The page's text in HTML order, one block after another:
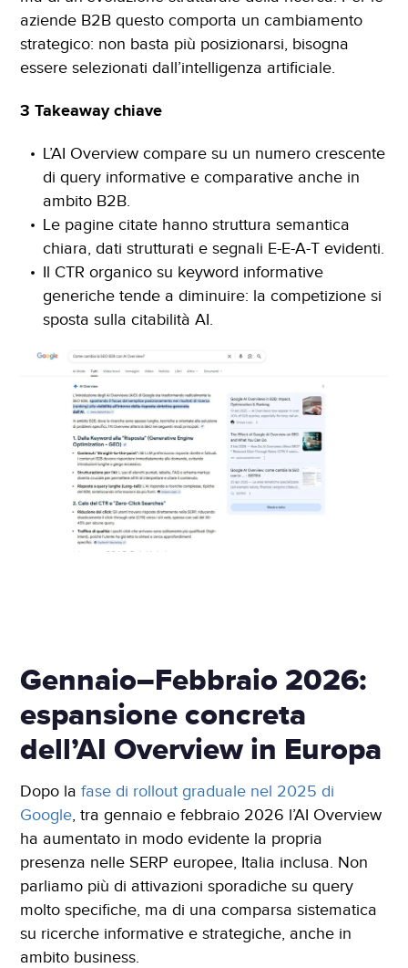
Siti Web Mobile
aziende B2B questo comporta un cambiamento
strategico: non basta più posizionarsi, bisogna
essere selezionati dall’intelligenza artificiale.
3 Takeaway chiave
L’AI Overview compare su un numero crescente
di query informative e comparative anche in
ambito B2B.
Le pagine citate hanno struttura semantica
chiara, dati strutturati e segnali E-E-A-T evidenti.
Il CTR organico su keyword informative
generiche tende a diminuire: la competizione si
sposta sulla citabilità AI.
Gennaio–Febbraio 2026:
espansione concreta
dell’AI Overview in Europa
Dopo lafase di rollout graduale nel 2025 di
Google, tra gennaio e febbraio 2026 l’AI Overview
ha aumentato in modo evidente la propria
presenza nelle SERP europee, Italia inclusa. Non
parliamo più di attivazioni sporadiche su query
molto specifiche, ma di una comparsa sistematica
su ricerche informative e strategiche, anche in
ambito business.